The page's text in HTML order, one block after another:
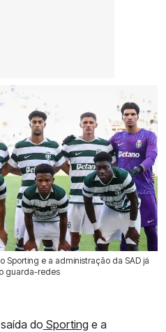
e a administração da SAD já
guarda-redes
do Sporting e a